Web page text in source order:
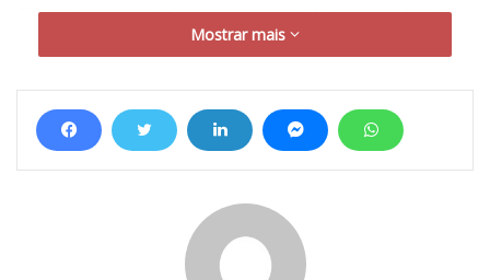
Ele havia doado um dos rins para a irmã, que também mora
A tragédia também atinge diretamente a família do
comunicador Eduardo Leandro, repórter da Band Maringá. A
vítima fatal era tio do jornalista, que reside no distrito de
do acidente descobriu que era seu tio ao tomar
conhecimento do nome. (inf André Almenara)
Mostrar mais